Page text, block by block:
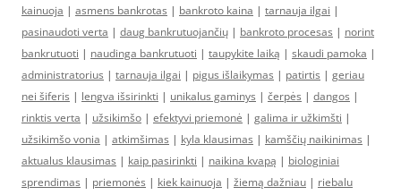
kainuoja | asmens bankrotas | bankroto kaina | tarnauja ilgai |
pasinaudoti verta | daug bankrutuojančių | bankroto procesas | norint
bankrutuoti | naudinga bankrutuoti | taupykite laiką | skaudi pamoka |
administratorius | tarnauja ilgai | pigus išlaikymas | patirtis | geriau
nei šiferis | lengva išsirinkti | unikalus gaminys | čerpės | dangos |
rinktis verta | užsikimšo | efektyvi priemonė | galima ir užkimšti |
užsikimšo vonia | atkimšimas | kyla klausimas | kamščių naikinimas |
aktualus klausimas | kaip pasirinkti | naikina kvapą | biologiniai
sprendimas | priemonės | kiek kainuoja | žiemą dažniau | riebalu